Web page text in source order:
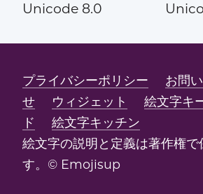
Unicode 8.0
プライバシーポリシー
お問
せ
ウィジェット
絵文字キ
ド
絵文字キッチン
絵文字の説明と定義は著作権で
す。© Emojisup